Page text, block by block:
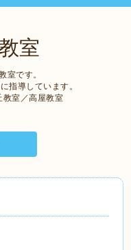
室
室です。
指導しています。
教室／高屋教室